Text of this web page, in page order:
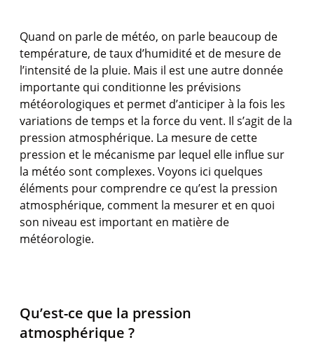
Quand on parle de météo, on parle beaucoup de
température, de taux d’humidité et de mesure de
l’intensité de la pluie. Mais il est une autre donnée
importante qui conditionne les prévisions
météorologiques et permet d’anticiper à la fois les
variations de temps et la force du vent. Il s’agit de la
pression atmosphérique. La mesure de cette
pression et le mécanisme par lequel elle influe sur
la météo sont complexes. Voyons ici quelques
éléments pour comprendre ce qu’est la pression
atmosphérique, comment la mesurer et en quoi
son niveau est important en matière de
météorologie.
Qu’est-ce que la pression
atmosphérique ?